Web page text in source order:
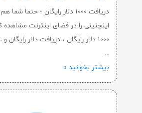
دریافت ۱۰۰۰ دلار رایگان ؛ حتما
اینچنینی را در فضای اینترنت مشاهده
۱۰۰۰ دلار رایگان ، دریافت دلار
…
بیشتر بخوانید »